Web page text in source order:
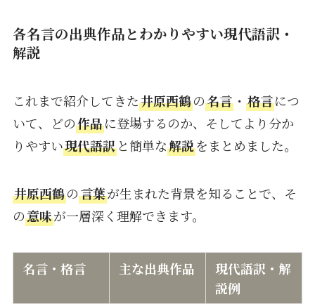
各名言の出典作品とわかりやすい現代語訳・
解説
これまで紹介してきた井原西鶴の名言・ 格言につ
いて、どの作品に登場するのか、そしてより分か
りやすい現代語訳と簡単な解説をまとめました。
井原西鶴の言葉が生まれた背景を知ることで、そ
の意味が一層深く理解できます。
名言・格言 主な出典作品
現代語訳・解
説例